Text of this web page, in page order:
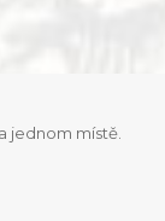
jednom místě.